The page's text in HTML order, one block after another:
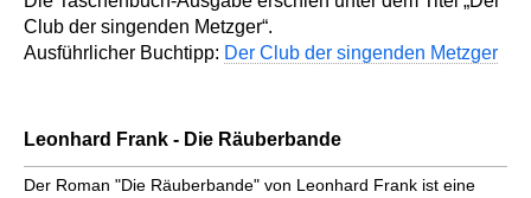
Club der singenden Metzger“.
Ausführlicher Buchtipp: Der Club der singenden Metzger
Leonhard Frank - Die Räuberbande
Der Roman "Die Räuberbande" von Leonhard Frank ist eine